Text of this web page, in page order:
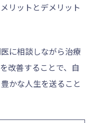
リットとデメリット
に相談しながら治療
改善することで、自
かな人生を送ること